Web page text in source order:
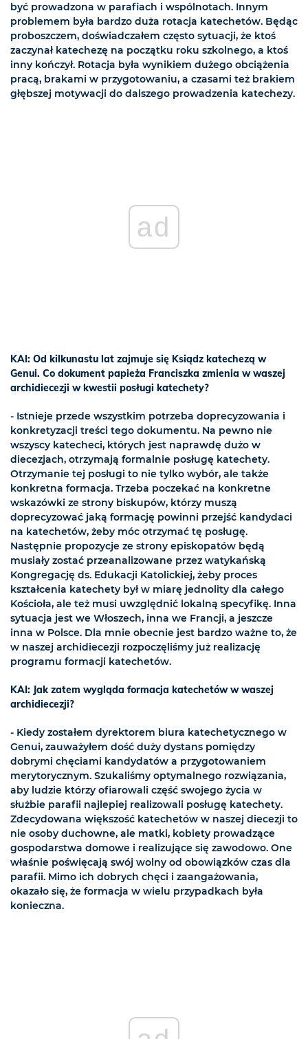
być prowadzona w parafiach i wspólnotach. Innym
problemem była bardzo duża rotacja katechetów. Będąc
proboszczem, doświadczałem często sytuacji, że ktoś
zaczynał katechezę na początku roku szkolnego, a ktoś
inny kończył. Rotacja była wynikiem dużego obciążenia
pracą, brakami w przygotowaniu, a czasami też brakiem
głębszej motywacji do dalszego prowadzenia katechezy.
ad
KAI: Od kilkunastu lat zajmuje się Ksiądz katechezą w
Genui. Co dokument papieża Franciszka zmienia w waszej
archidiecezji w kwestii posługi katechety?
- Istnieje przede wszystkim potrzeba doprecyzowania i
konkretyzacji treści tego dokumentu. Na pewno nie
wszyscy katecheci, których jest naprawdę dużo w
diecezjach, otrzymają formalnie posługę katechety.
Otrzymanie tej posługi to nie tylko wybór, ale także
konkretna formacja. Trzeba poczekać na konkretne
wskazówki ze strony biskupów, którzy muszą
doprecyzować jaką formację powinni przejść kandydaci
na katechetów, żeby móc otrzymać tę posługę.
Następnie propozycje ze strony episkopatów będą
musiały zostać przeanalizowane przez watykańską
Kongregację ds. Edukacji Katolickiej, żeby proces
kształcenia katechety był w miarę jednolity dla całego
Kościoła, ale też musi uwzględnić lokalną specyfikę. Inna
sytuacja jest we Włoszech, inna we Francji, a jeszcze
inna w Polsce. Dla mnie obecnie jest bardzo ważne to, że
w naszej archidiecezji rozpoczęliśmy już realizację
programu formacji katechetów.
KAI: Jak zatem wygląda formacja katechetów w waszej
archidiecezji?
- Kiedy zostałem dyrektorem biura katechetycznego w
Genui, zauważyłem dość duży dystans pomiędzy
dobrymi chęciami kandydatów a przygotowaniem
merytorycznym. Szukaliśmy optymalnego rozwiązania,
aby ludzie którzy ofiarowali część swojego życia w
służbie parafii najlepiej realizowali posługę katechety.
Zdecydowana większość katechetów w naszej diecezji to
nie osoby duchowne, ale matki, kobiety prowadzące
gospodarstwa domowe i realizujące się zawodowo. One
właśnie poświęcają swój wolny od obowiązków czas dla
parafii. Mimo ich dobrych chęci i zaangażowania,
okazało się, że formacja w wielu przypadkach była
konieczna.